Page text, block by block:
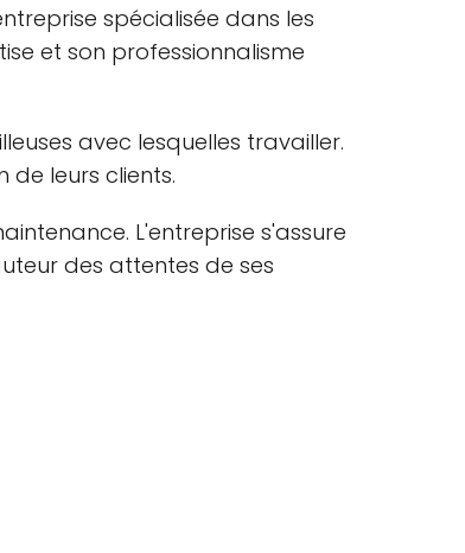
spécialisée dans les
et son professionnalisme
avec lesquelles travailler.
leurs clients.
L'entreprise s'assure
des attentes de ses